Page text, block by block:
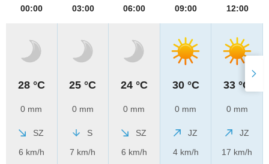
00:00
28 °C
0 mm
SZ
6 km/h
03:00
25 °C
0 mm
S
7 km/h
06:00
24 °C
0 mm
SZ
6 km/h
09:00
30 °C
0 mm
JZ
4 km/h
12:00
33 °C
0 mm
JZ
17 km/h